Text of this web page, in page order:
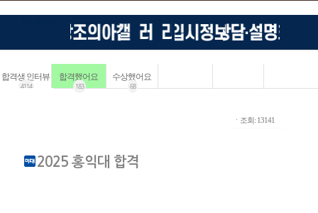
합격생 인터뷰
4114
합격했어요
183
수상했어요
68
ㆍ조회: 13141
2025 홍익대 합격